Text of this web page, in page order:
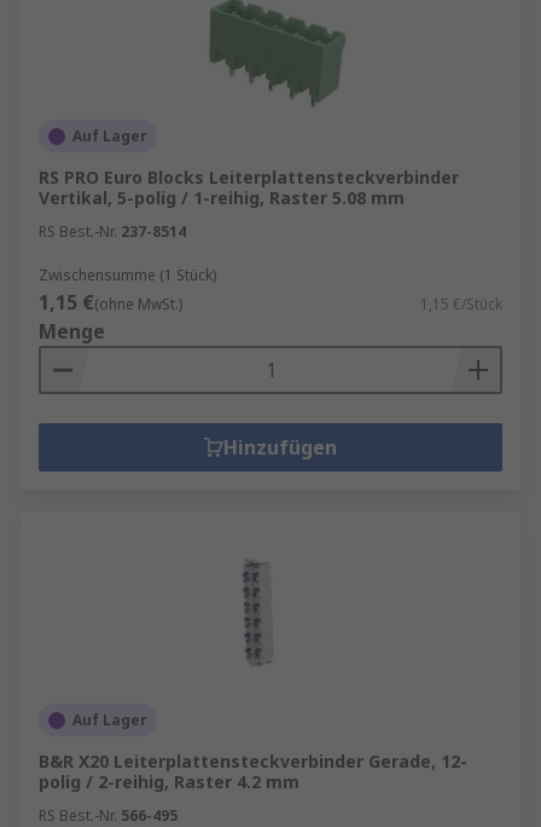
Auf Lager
RS PRO Euro Blocks Leiterplattensteckverbinder
Vertikal, 5-polig / 1-reihig, Raster 5.08 mm
RS Best.-Nr. 237-8514
Zwischensumme (1 Stück)
1,15 €(ohne MwSt.) 1,15 €/Stück
Menge
Hinzufügen
Auf Lager
B&R X20 Leiterplattensteckverbinder Gerade, 12-
polig / 2-reihig, Raster 4.2 mm
RS Best.-Nr. 566-495